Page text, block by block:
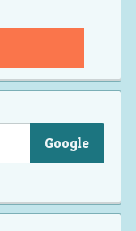
Google